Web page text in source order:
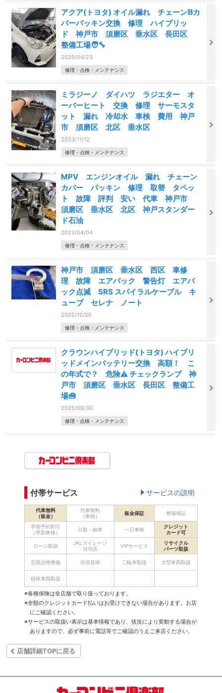
アクア(トヨタ) オイル漏れ チェーン⛓️カ
バーパッキン交換 修理 ハイブリッ
ド 神戸市 須磨区 垂水区 長田区
整備工場🧑‍🔧
2025/04/23
修理・点検・メンテナンス
ミラジーノ ダイハツ ラジエター オ
ーバーヒート 交換 修理 サーモスタ
ット 漏れ 冷却水 車検 費用 神戸
市 須磨区 北区 垂水区
2023/11/12
修理・点検・メンテナンス
MPV エンジンオイル 漏れ チェーン
カバー パッキン 修理 取替 タペッ
ト 故障 評判 安い 代車 神戸市
須磨区 垂水区 北区 神戸スタンダー
ド石油
2023/04/04
修理・点検・メンテナンス
神戸市 須磨区 垂水区 西区 車修
理 故障 エアバック 警告灯 エアバ
ック点滅 SRS スパイラルケーブル キ
ューブ セレナ ノート
2022/12/20
修理・点検・メンテナンス
クラウンハイブリッド(トヨタ) ハイブリ
ッドメインバッテリー交換 高額！ こ
の年式で？ 危険⚠️ チェックランプ 神
戸市 須磨区 垂水区 長田区 整備工
場🧰
2025/09/30
修理・点検・メンテナンス
付帯サービス サービスの説明
代車無料
（板金）
代車無料
（車検）
板金保証 整備保証
早期予約割引
（早割車検）
引取・納車 一日車検
クレジット
カード可
ローン取扱
JALマイレージ
付与店
VIPサービス
リサイクル
パーツ取扱
定期点検整備 出張見積 二輪車取扱 大型車両取扱
特殊車両取扱
※各種保険は全店舗で取り扱っております。
※全額のクレジットカード払いはお受けできない場合があります。お店
にご確認ください。
※サービスの取扱い表示は基本情報であり、状況により変動する場合が
ありますので、必ず事前に電話等でご確認のうえご来店ください。
店舗詳細TOPに戻る